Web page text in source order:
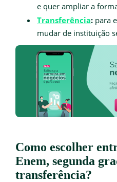
e quer ampliar a
Transferência: para
mudar de instituição
Como escolher
Enem, segunda
transferência?